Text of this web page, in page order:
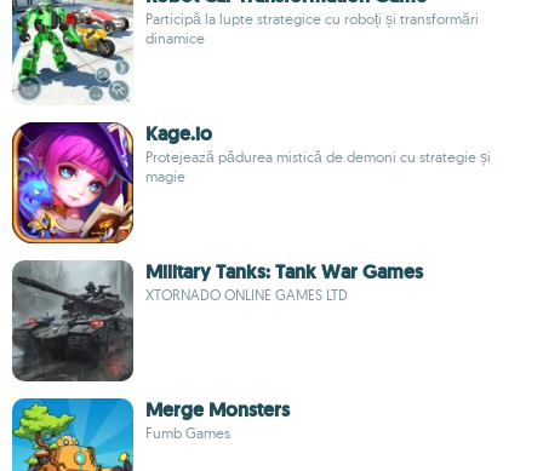
Participă la lupte strategice cu roboți și transformări
dinamice
Kage.io
Protejează pădurea mistică de demoni cu strategie și
magie
Military Tanks: Tank War Games
XTORNADO ONLINE GAMES LTD
Merge Monsters
Fumb Games